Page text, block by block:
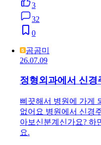
3
32
0
곰곰미
26.07.09
정형외과에서 신경
삐끗해서 병원에 가게
없어요 병원에서 신경
아보신분계신가요? 하
요.